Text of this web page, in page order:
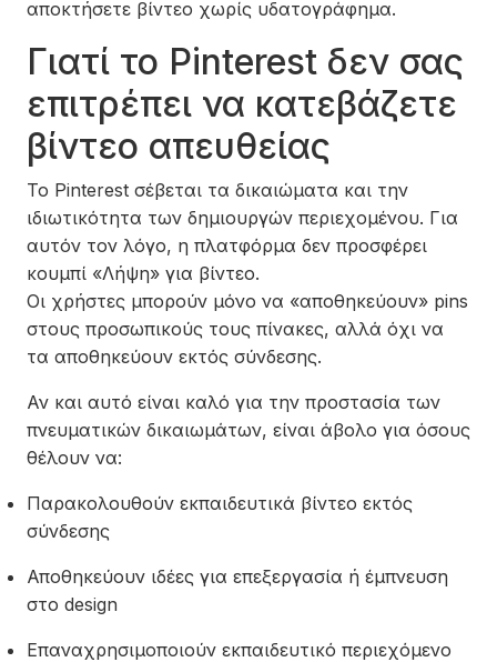
αποκτήσετε βίντεο χωρίς υδατογράφημα.
Γιατί το Pinterest δεν σας
επιτρέπει να κατεβάζετε
βίντεο απευθείας
Το Pinterest σέβεται τα δικαιώματα και την
ιδιωτικότητα των δημιουργών περιεχομένου. Για
αυτόν τον λόγο, η πλατφόρμα δεν προσφέρει
κουμπί «Λήψη» για βίντεο.
Οι χρήστες μπορούν μόνο να «αποθηκεύουν» pins
στους προσωπικούς τους πίνακες, αλλά όχι να
τα αποθηκεύουν εκτός σύνδεσης.
Αν και αυτό είναι καλό για την προστασία των
πνευματικών δικαιωμάτων, είναι άβολο για όσους
θέλουν να:
Παρακολουθούν εκπαιδευτικά βίντεο εκτός
σύνδεσης
Αποθηκεύουν ιδέες για επεξεργασία ή έμπνευση
στο design
Επαναχρησιμοποιούν εκπαιδευτικό περιεχόμενο